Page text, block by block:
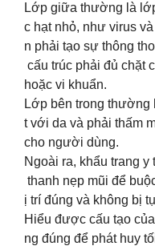
Lớp giữa thường là
c hạt nhỏ, như virus
n phải tạo sự thông
cấu trúc phải đủ chặt
hoặc vi khuẩn.
Lớp bên trong thường
t với da và phải thấm
cho người dùng.
Ngoài ra, khẩu trang y
thanh nẹp mũi để
ị trí đúng và không bị
Hiểu được cấu tạo
ng đúng để phát huy